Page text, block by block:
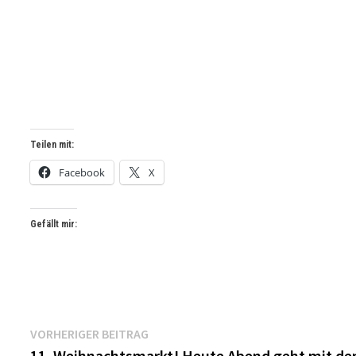
Teilen mit:
Facebook X
Gefällt mir:
Beitragsnavigation
VORHERIGER BEITRAG